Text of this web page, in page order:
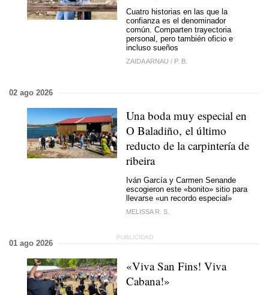
Cuatro historias en las que la
confianza es el denominador
común. Comparten trayectoria
personal, pero también oficio e
incluso sueños
ZAIDA ARNAU / P. B.
02 ago 2026
Una boda muy especial en
O Baladiño, el último
reducto de la carpintería de
ribeira
Iván García y Carmen Senande
escogieron este «bonito» sitio para
llevarse «un recordo especial»
MELISSA R. S.
01 ago 2026
«Viva San Fins! Viva
Cabana!»